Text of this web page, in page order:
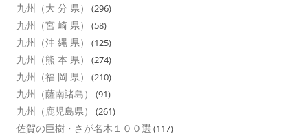
九州（大 分 県） (296)
九州（宮 崎 県） (58)
九州（沖 縄 県） (125)
九州（熊 本 県） (274)
九州（福 岡 県） (210)
九州（薩南諸島） (91)
九州（鹿児島県） (261)
佐賀の巨樹・さが名木１００選 (117)